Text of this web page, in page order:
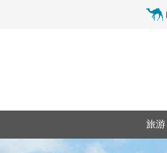
旅游